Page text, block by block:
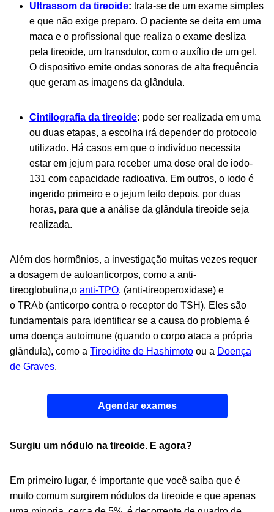
Ultrassom da tireoide: trata-se de um exame simples
e que não exige preparo. O paciente se deita em uma
maca e o profissional que realiza o exame desliza
pela tireoide, um transdutor, com o auxílio de um gel.
O dispositivo emite ondas sonoras de alta frequência
que geram as imagens da glândula.
Cintilografia da tireoide: pode ser realizada em uma
ou duas etapas, a escolha irá depender do protocolo
utilizado. Há casos em que o indivíduo necessita
estar em jejum para receber uma dose oral de iodo-
131 com capacidade radioativa. Em outros, o iodo é
ingerido primeiro e o jejum feito depois, por duas
horas, para que a análise da glândula tireoide seja
realizada.
Além dos hormônios, a investigação muitas vezes requer
a dosagem de autoanticorpos, como a anti-
tireoglobulina,o anti-TPO. (anti-tireoperoxidase) e
o TRAb (anticorpo contra o receptor do TSH). Eles são
fundamentais para identificar se a causa do problema é
uma doença autoimune (quando o corpo ataca a própria
glândula), como a Tireoidite de Hashimoto ou a Doença
de Graves.
Agendar exames
Surgiu um nódulo na tireoide. E agora?
Em primeiro lugar, é importante que você saiba que é
muito comum surgirem nódulos da tireoide e que apenas